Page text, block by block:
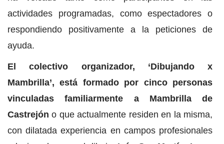
actividades programadas, como espectadores o
respondiendo positivamente a la peticiones de
ayuda.
El colectivo organizador, ‘Dibujando x
Mambrilla’, está formado por cinco personas
vinculadas familiarmente a Mambrilla de
Castrejón o que actualmente residen en la misma,
con dilatada experiencia en campos profesionales